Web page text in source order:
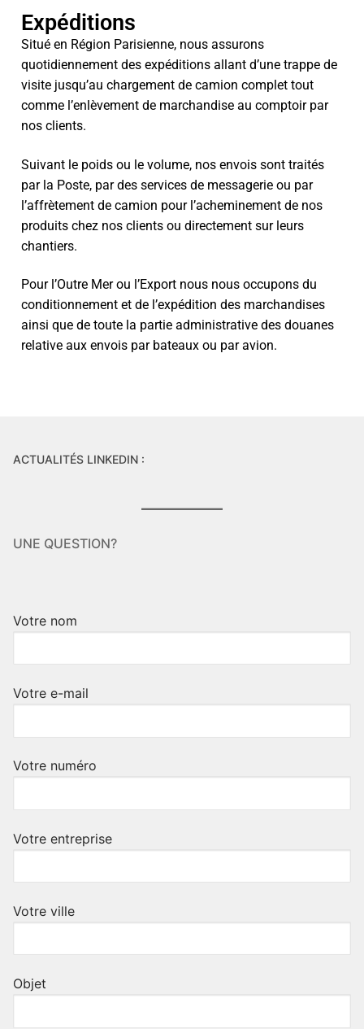
Expéditions
Situé en Région Parisienne, nous assurons
quotidiennement des expéditions allant d’une trappe de
visite jusqu’au chargement de camion complet tout
comme l’enlèvement de marchandise au comptoir par
nos clients.
Suivant le poids ou le volume, nos envois sont traités
par la Poste, par des services de messagerie ou par
l’affrètement de camion pour l’acheminement de nos
produits chez nos clients ou directement sur leurs
chantiers.
Pour l’Outre Mer ou l’Export nous nous occupons du
conditionnement et de l’expédition des marchandises
ainsi que de toute la partie administrative des douanes
relative aux envois par bateaux ou par avion.
ACTUALITÉS LINKEDIN :
UNE QUESTION?
Votre nom
Votre e-mail
Votre numéro
Votre entreprise
Votre ville
Objet